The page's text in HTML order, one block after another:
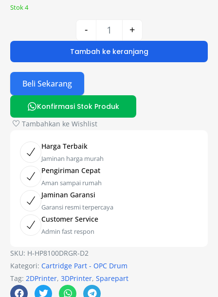
Stok 4
- +
Tambah ke keranjang
Beli Sekarang
Konfirmasi Stok Produk
Tambahkan ke Wishlist
Harga Terbaik
Jaminan harga murah
Pengiriman Cepat
Aman sampai rumah
Jaminan Garansi
Garansi resmi terpercaya
Customer Service
Admin fast respon
SKU: H-HP8100DRGR-D2
Kategori: Cartridge Part - OPC Drum
Tag:2DPrinter,3DPrinter,Sparepart